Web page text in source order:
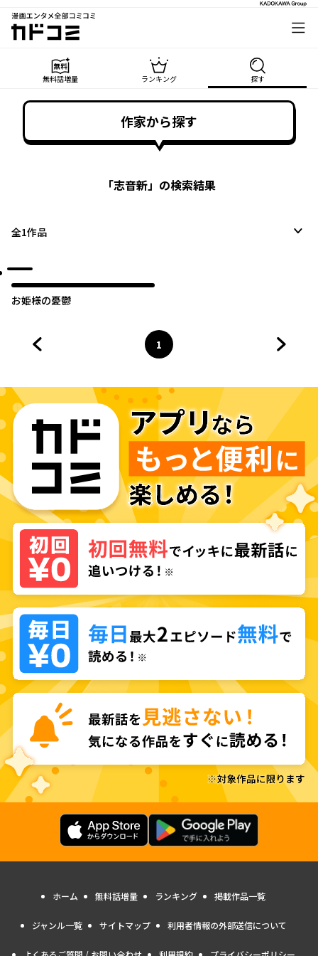
漫画エンタメ全部コミコミ
カドコミ
無料話増量 ランキング 探す
作家から探す
「志音新」の検索結果
全1作品
お姫様の憂鬱
ページ
1
へ
ホーム 無料話増量 ランキング 掲載作品一覧
ジャンル一覧 サイトマップ 利用者情報の外部送信について